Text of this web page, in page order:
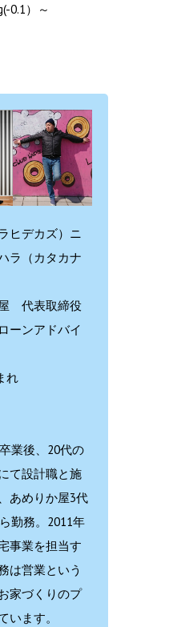
0.1）～
ヒデカズ）ニ
ラ（カタカナ
代表取締役
ーンアドバイ
れ
業後、20代の
て設計職と施
あめりか屋3代
勤務。2011年
事業を担当す
は営業という
家づくりのプ
います。